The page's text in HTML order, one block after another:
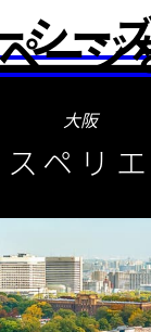
シー
ージ
大阪
ペリ